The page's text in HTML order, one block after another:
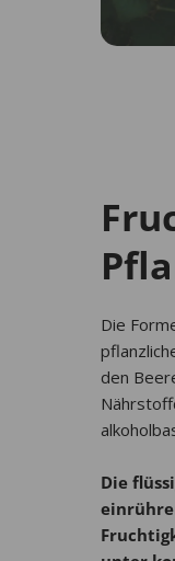
Die
den
Die